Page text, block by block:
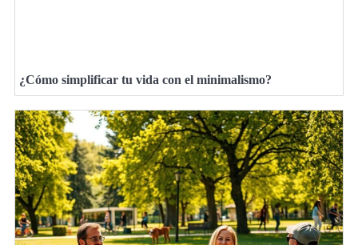
¿Cómo simplificar tu vida con el minimalismo?